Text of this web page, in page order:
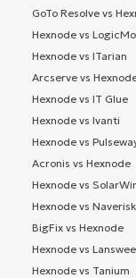
GoTo Resolve vs
Hexnode vs
Hexnode vs ITarian
Arcserve vs
Hexnode vs IT Glue
Hexnode vs Ivanti
Hexnode vs
Acronis vs Hexnode
Hexnode vs
Hexnode vs Naverisk
BigFix vs Hexnode
Hexnode vs
Hexnode vs Tanium